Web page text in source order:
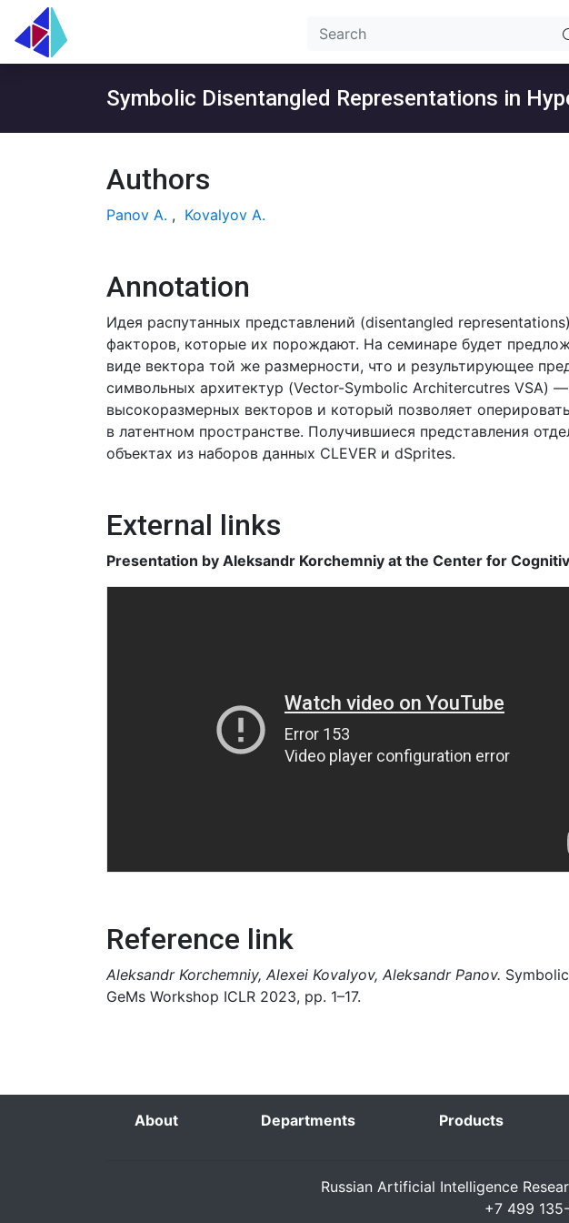
Symbolic Disentangled Representations in
Authors
Panov A. , Kovalyov A.
Annotation
Идея распутанных представлений (disentangled
факторов, которые их порождают. На семинаре будет
виде вектора той же размерности, что и результирующее
символьных архитектур (Vector-Symbolic Architercutres VSA)
высокоразмерных векторов и который позволяет
в латентном пространстве. Получившиеся представления
объектах из наборов данных CLEVER и dSprites.
External links
Presentation by Aleksandr Korchemniy at the Center for
Reference link
Aleksandr Korchemniy, Alexei Kovalyov, Aleksandr Panov.
GeMs Workshop ICLR 2023, pp. 1–17.
About Departments Products
Russian Artificial Intelligence
+7 499